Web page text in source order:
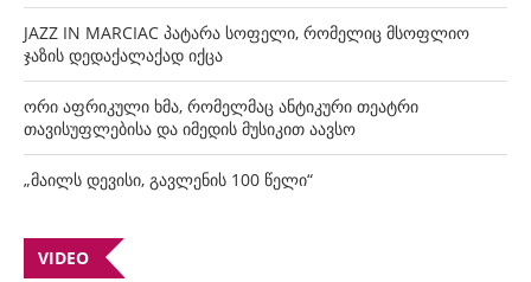
JAZZ IN MARCIAC პატარა სოფელი, რომელიც მსოფლიო
ჯაზის დედაქალაქად იქცა
ორი აფრიკული ხმა, რომელმაც ანტიკური თეატრი
თავისუფლებისა და იმედის მუსიკით აავსო
„მაილს დევისი, გავლენის 100 წელი“
VIDEO